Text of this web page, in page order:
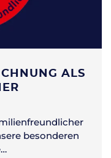
ALS
besonderen